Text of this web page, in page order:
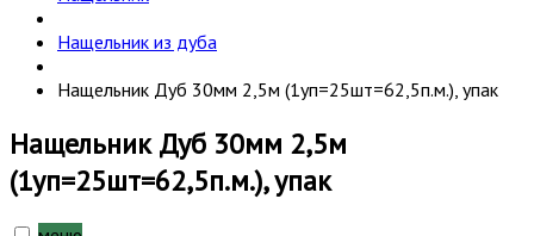
Нащельник из дуба
Нащельник Дуб 30мм 2,5м (1уп=25шт=62,5п.м.), упак
Нащельник Дуб 30мм 2,5м
(1уп=25шт=62,5п.м.), упак